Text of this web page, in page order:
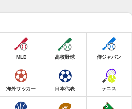
MLB 高校野球 侍ジャパン
海外サッカー 日本代表 テニス